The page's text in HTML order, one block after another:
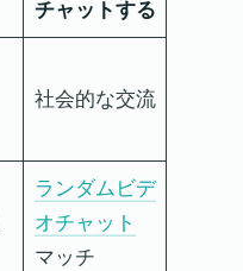
チャットする
社会的な交流
ランダムビデ
オチャット
マッチ